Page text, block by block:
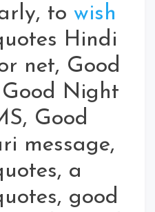
to wish
Hindi
net, Good
Night
Good
message,
a
good